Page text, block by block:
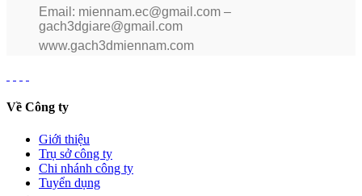
Email: miennam.ec@gmail.com –
gach3dgiare@gmail.com
www.gach3dmiennam.com
Về Công ty
Giới thiệu
Trụ sở công ty
Chi nhánh công ty
Tuyển dụng